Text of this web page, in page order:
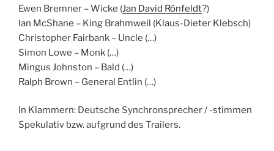
Ewen Bremner – Wicke (Jan David Rönfeldt?)
Ian McShane – King Brahmwell (Klaus-Dieter Klebsch)
Christopher Fairbank – Uncle (…)
Simon Lowe – Monk (…)
Mingus Johnston – Bald (…)
Ralph Brown – General Entlin (…)
In Klammern: Deutsche Synchronsprecher / -stimmen
Spekulativ bzw. aufgrund des Trailers.